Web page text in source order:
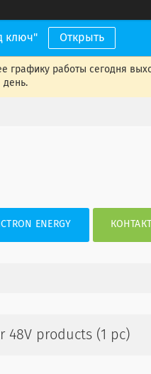
ключ" Открыть
графику работы сегодня
день.
ENERGY
48V products (1 pc)